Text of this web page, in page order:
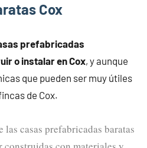
Cox
prefabricadas
o instalar en Cox, y aunque
que pueden ser muy útiles
de Cox.
las casas prefabricadas baratas